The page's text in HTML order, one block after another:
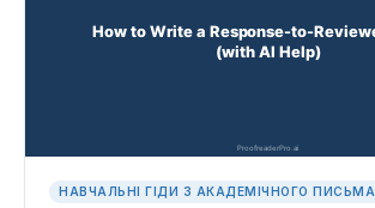
НАВЧАЛЬНІ ГІДИ З АКАДЕМІЧНОГО ПИСЬМА